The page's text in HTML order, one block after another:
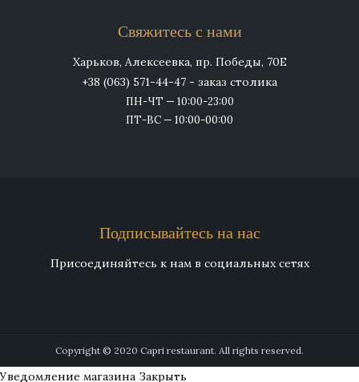
Свяжитесь с нами
Харьков, Алексеевка, пр. Победы, 70Е
+38 (063) 571-44-47 - заказ столика
ПН-ЧТ — 10:00-23:00
ПТ-ВС — 10:00-00:00
Подписывайтесь на нас
Присоединяйтесь к нам в социальных сетях
Copyright © 2020 Capri restaurant. All rights reserved.
Уведомление магазина Закрыть